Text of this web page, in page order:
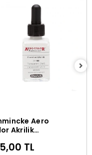
Sepete Ekle
Aero
Akrilik
White
TL